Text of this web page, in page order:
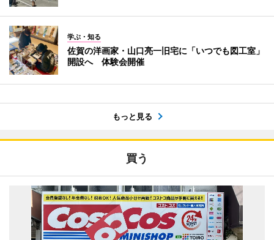
学ぶ・知る
佐賀の洋画家・山口亮一旧宅に「いつでも図工室」
開設へ 体験会開催
もっと見る
買う